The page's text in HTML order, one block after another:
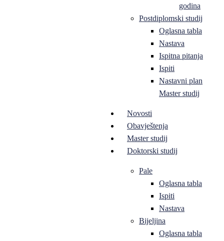
godina
Postdiplomski studij
Oglasna tabla
Nastava
Ispitna pitanja
Ispiti
Nastavni plan
Master studij
Novosti
Obavještenja
Master studij
Doktorski studij
Pale
Oglasna tabla
Ispiti
Nastava
Bijeljina
Oglasna tabla